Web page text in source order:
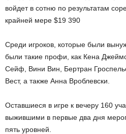
войдет в сотню по результатам
крайней мере $19 390
Среди игроков, которые были
были такие профи, как Кена
Сейф, Вини Вин, Бертран
Вест, а также Анна Вроблевски.
Оставшиеся в игре к вечеру 160
выжившими в первые два дня
пять уровней.